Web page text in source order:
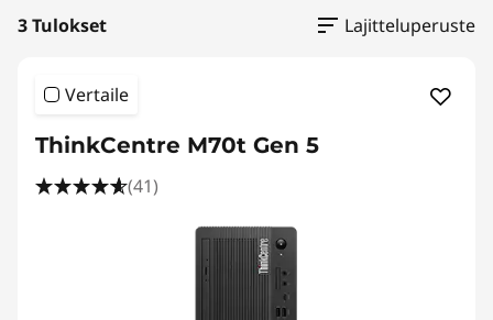
3 Tulokset Lajitteluperuste
Vertaile
ThinkCentre M70t Gen 5
(41)